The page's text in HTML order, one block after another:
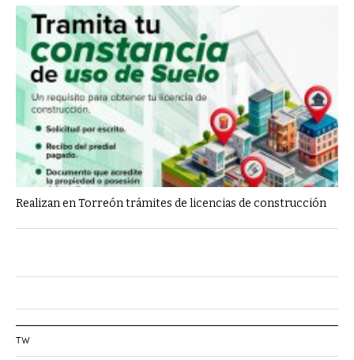
Realizan en Torreón trámites de licencias de construcción
TW